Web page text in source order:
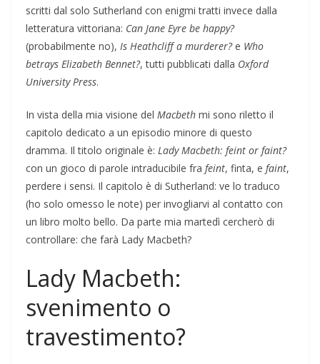
scritti dal solo Sutherland con enigmi tratti invece dalla
letteratura vittoriana: Can Jane Eyre be happy?
(probabilmente no), Is Heathcliff a murderer?e Who
betrays Elizabeth Bennet?, tutti pubblicati dalla Oxford
University Press.
In vista della mia visione del Macbeth mi sono riletto il
capitolo dedicato a un episodio minore di questo
dramma. Il titolo originale è: Lady Macbeth: feint or faint?
con un gioco di parole intraducibile fra feint, finta, e faint,
perdere i sensi. Il capitolo è di Sutherland: ve lo traduco
(ho solo omesso le note) per invogliarvi al contatto con
un libro molto bello. Da parte mia martedì cercherò di
controllare: che farà Lady Macbeth?
Lady Macbeth:
svenimento o
travestimento?